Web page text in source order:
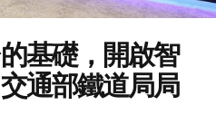
基礎，開啟智
通部鐵道局局